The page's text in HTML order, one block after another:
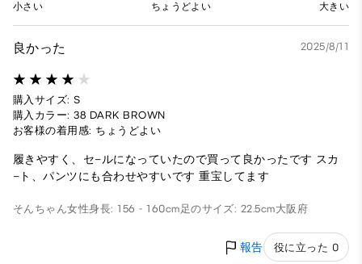
小さい ちょうどよい 大きい
良かった 2025/8/11
購入サイズ: S
購入カラー: 38 DARK BROWN
お客様の着用感: ちょうどよい
履きやすく、セ−ルになっていたので買って良かったです スカ
−ト、パンツにも合わせやすいです 重宝してます
そんちゃん女性身長: 156 - 160cm足のサイズ: 22.5cm大阪府
報告 役に立った 0